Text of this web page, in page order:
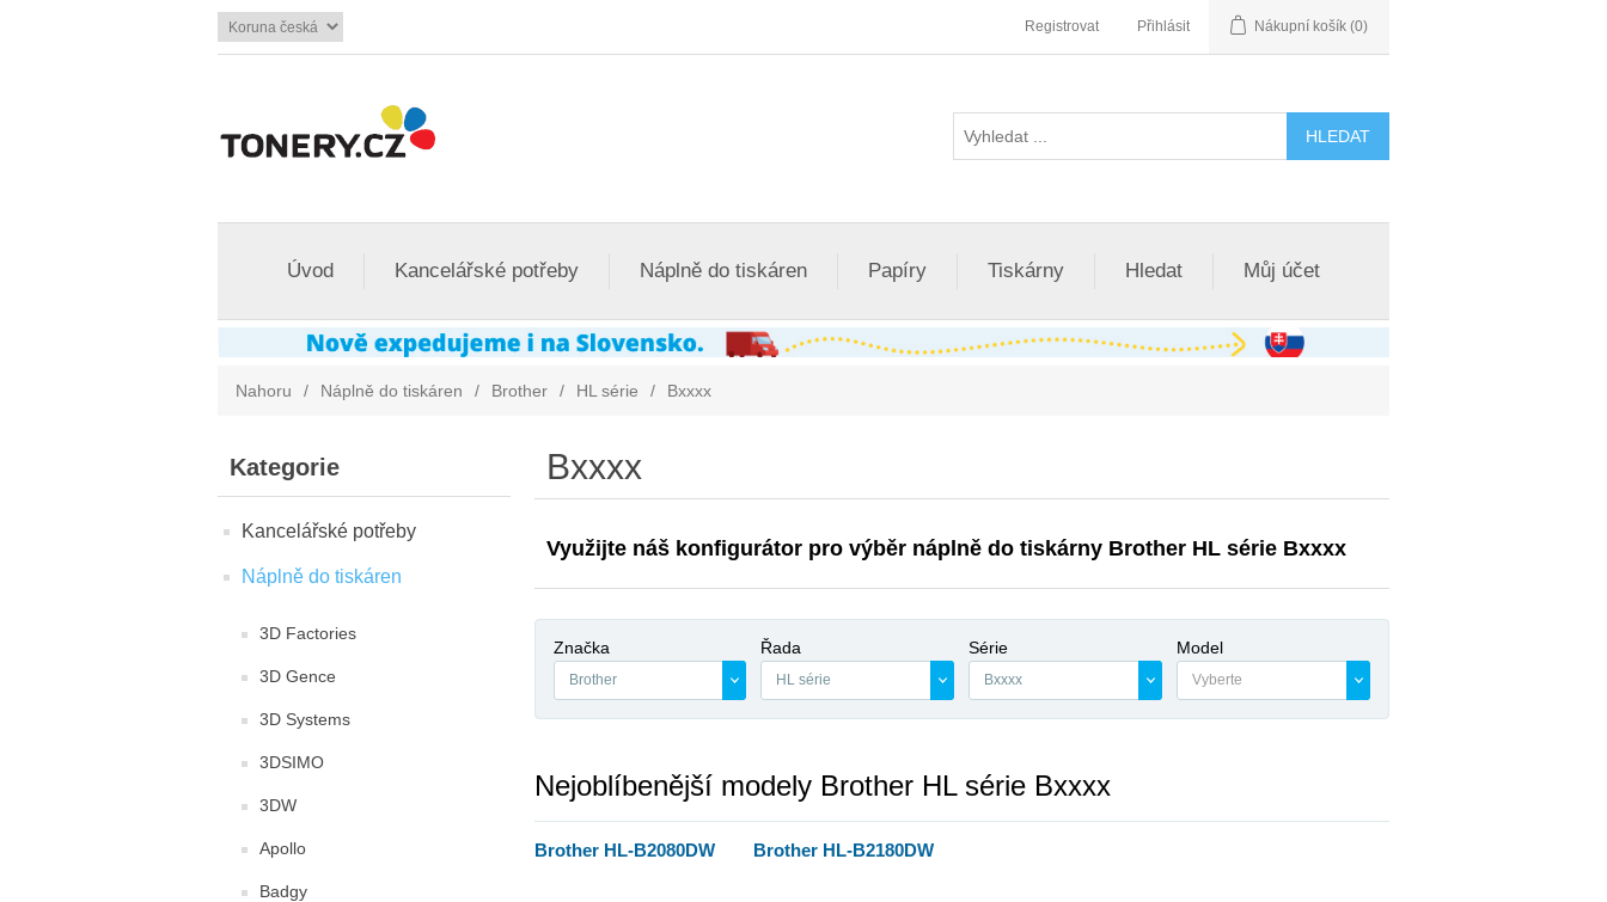
Registrovat Přihlásit Nákupní košík (0)
Úvod Kancelářské potřeby Náplně do tiskáren Papíry Tiskárny Hledat Můj účet
Nahoru / Náplně do tiskáren / Brother / HL série / Bxxxx
Kategorie
Kancelářské potřeby
Náplně do tiskáren
3D Factories
3D Gence
3D Systems
3DSIMO
3DW
Apollo
Badgy
Bxxxx
Využijte náš konfigurátor pro výběr náplně do tiskárny Brother HL série Bxxxx
Značka
Brother
Řada
HL série
Série
Bxxxx
Model
Vyberte
Nejoblíbenější modely Brother HL série Bxxxx
Brother HL-B2080DW Brother HL-B2180DW